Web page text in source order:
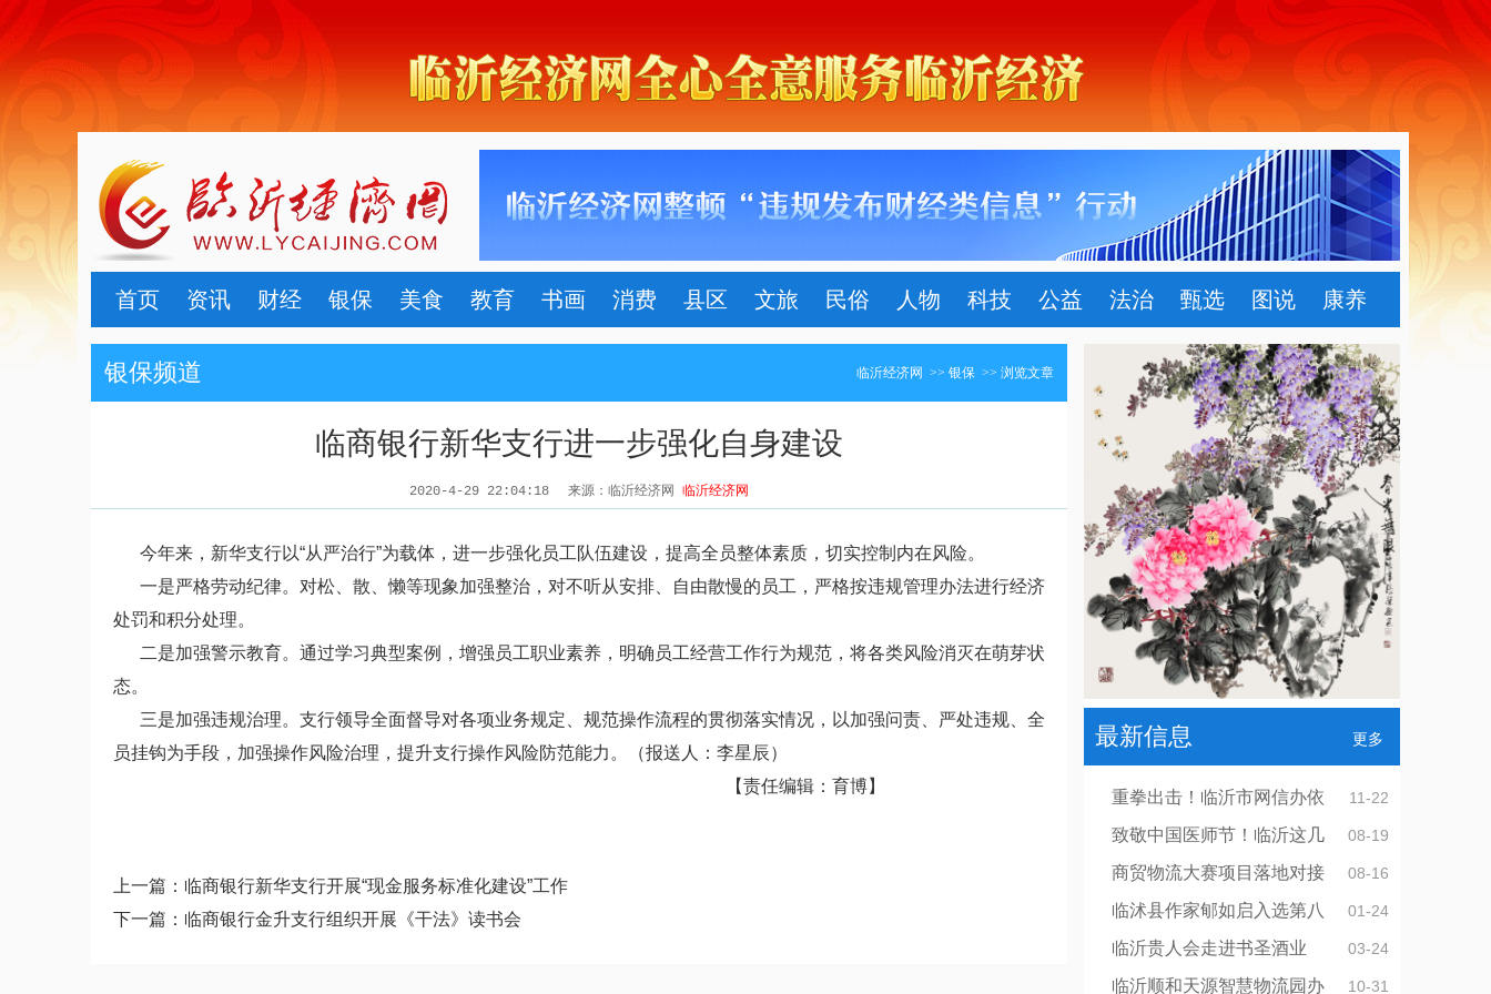
首页 资讯 财经 银保 美食 教育 书画 消费 县区 文旅 民俗 人物 科技 公益 法治 甄选 图说 康养
临沂经济网 >> 银保 >> 浏览文章
银保频道
临商银行新华支行进一步强化自身建设
2020-4-29 22:04:18 来源：临沂经济网 临沂经济网
今年来，新华支行以“从严治行”为载体，进一步强化员工队伍建设，提高全员整体素质，切实控制内在风险。
一是严格劳动纪律。对松、散、懒等现象加强整治，对不听从安排、自由散慢的员工，严格按违规管理办法进行经济
处罚和积分处理。
二是加强警示教育。通过学习典型案例，增强员工职业素养，明确员工经营工作行为规范，将各类风险消灭在萌芽状
态。
三是加强违规治理。支行领导全面督导对各项业务规定、规范操作流程的贯彻落实情况，以加强问责、严处违规、全
员挂钩为手段，加强操作风险治理，提升支行操作风险防范能力。（报送人：李星辰）
【责任编辑：育博】
上一篇： 临商银行新华支行开展“现金服务标准化建设”工作
下一篇： 临商银行金升支行组织开展《干法》读书会
更多
最新信息
11-22
重拳出击！临沂市网信办依
08-19
致敬中国医师节！临沂这几
08-16
商贸物流大赛项目落地对接
01-24
临沭县作家郇如启入选第八
03-24
临沂贵人会走进书圣酒业
10-31
临沂顺和天源智慧物流园办